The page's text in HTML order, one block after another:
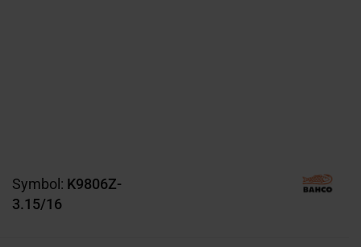
Symbol: K9806Z-
3.15/16